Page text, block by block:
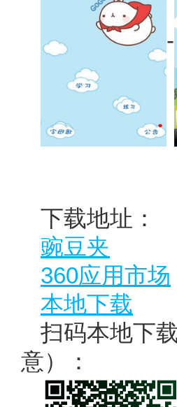
-
下载地址：
豌豆夹
360应用市场
本地下载
扫码本地下
意）：